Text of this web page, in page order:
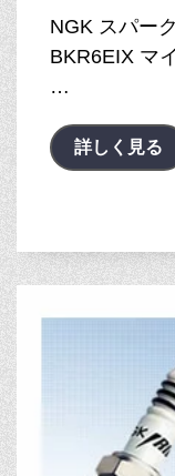
NGK スパー
BKR6EIX マ
…
詳しく見る